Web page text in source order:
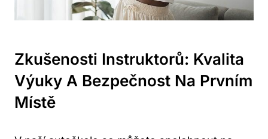
Zkušenosti Instruktorů: Kvalita
Výuky A Bezpečnost Na Prvním
Místě